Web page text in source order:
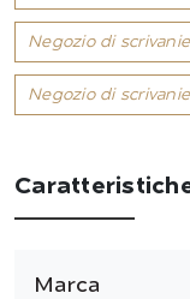
Negozio di
Negozio di
Marca